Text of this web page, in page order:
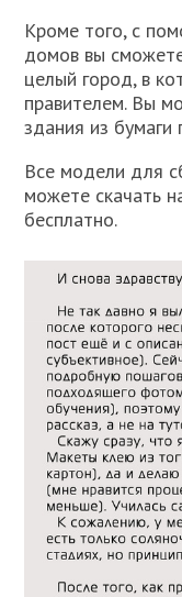
Кроме того, с
домов вы
целый город, в
правителем. Вы
здания из
Все модели для
можете скачать
бесплатно.